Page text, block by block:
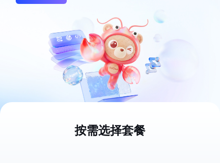
按需选择套餐